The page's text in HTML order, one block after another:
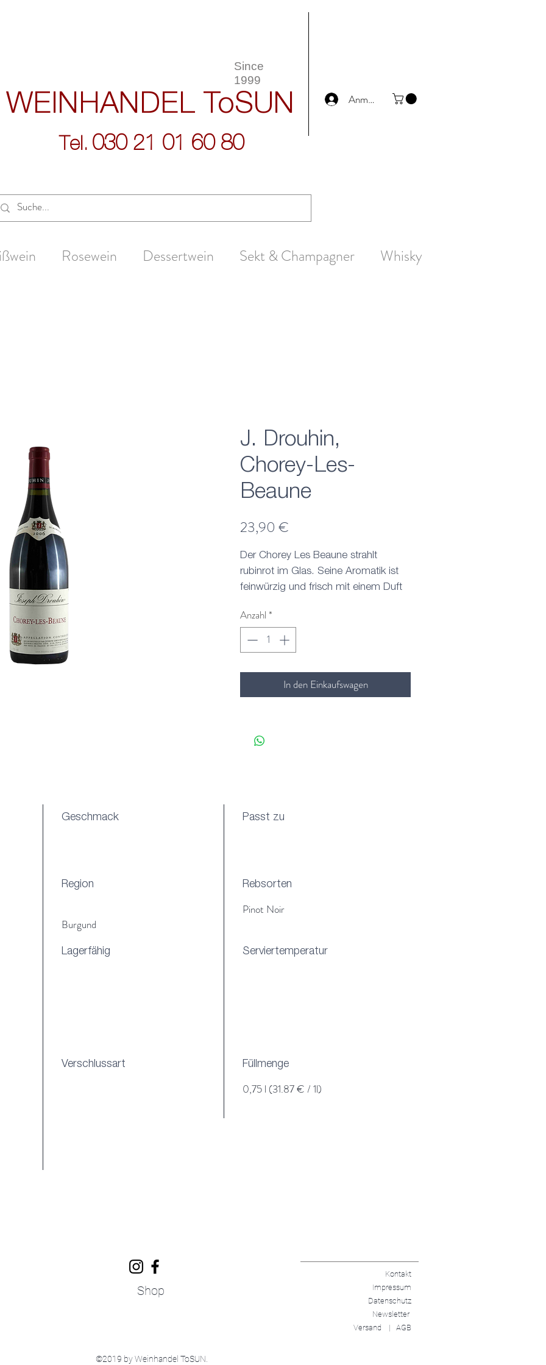
WEINHANDEL ToSUN Anmelden
Since
1999
Tel. 030 21 01 60 80
Rosewein Dessertwein Sekt & Champagner Whisky
J. Drouhin,
Chorey-Les-
Beaune
23,90 €
Der Chorey Les Beaune strahlt
rubinrot im Glas. Seine Aromatik ist
feinwürzig und frisch mit einem Duft
Kräutern, ein Hauch von Zimt und
Schokolade. Am Gaumen dann eine
satte Fruchtfülle, delikater Nerv, gute
Anzahl *
In den Einkaufswagen
Geschmack Passt zu
Region
Burgund
Rebsorten
Pinot Noir
Lagerfähig Serviertemperatur
Verschlussart Füllmenge
0,75 l (31.87 € / 1l)
Shop
Kontakt
Impressum
Datenschutz
Newsletter
Versand | AGB
©2019 by Weinhandel ToSUN.